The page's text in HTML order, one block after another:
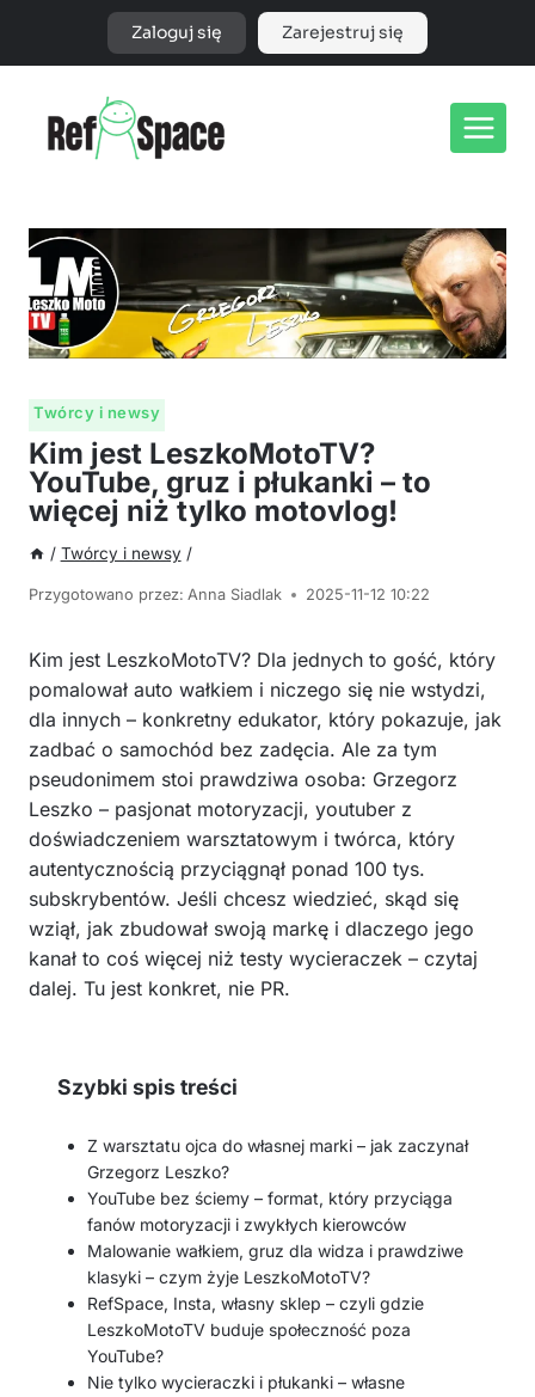
treści
Zaloguj się Zarejestruj się
Twórcy i newsy
Kim jest LeszkoMotoTV?
YouTube, gruz i płukanki – to
więcej niż tylko motovlog!
/ Twórcy i newsy /
Przygotowano przez: Anna Siadlak 2025-11-12 10:22
Kim jest LeszkoMotoTV? Dla jednych to gość, który
pomalował auto wałkiem i niczego się nie wstydzi,
dla innych – konkretny edukator, który pokazuje, jak
zadbać o samochód bez zadęcia. Ale za tym
pseudonimem stoi prawdziwa osoba: Grzegorz
Leszko – pasjonat motoryzacji, youtuber z
doświadczeniem warsztatowym i twórca, który
autentycznością przyciągnął ponad 100 tys.
subskrybentów. Jeśli chcesz wiedzieć, skąd się
wziął, jak zbudował swoją markę i dlaczego jego
kanał to coś więcej niż testy wycieraczek – czytaj
dalej. Tu jest konkret, nie PR.
Szybki spis treści
Z warsztatu ojca do własnej marki – jak zaczynał
Grzegorz Leszko?
YouTube bez ściemy – format, który przyciąga
fanów motoryzacji i zwykłych kierowców
Malowanie wałkiem, gruz dla widza i prawdziwe
klasyki – czym żyje LeszkoMotoTV?
RefSpace, Insta, własny sklep – czyli gdzie
LeszkoMotoTV buduje społeczność poza
YouTube?
Nie tylko wycieraczki i płukanki – własne